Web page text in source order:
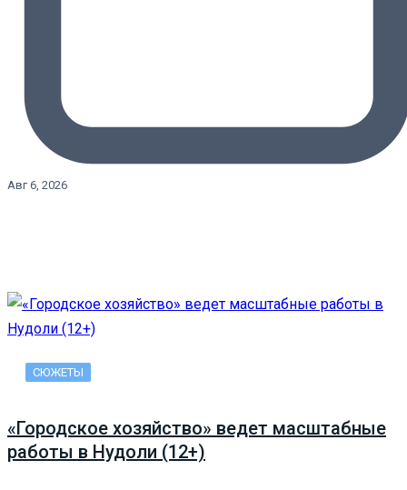
Авг 6, 2026
СЮЖЕТЫ
«Городское хозяйство» ведет масштабные
работы в Нудоли (12+)